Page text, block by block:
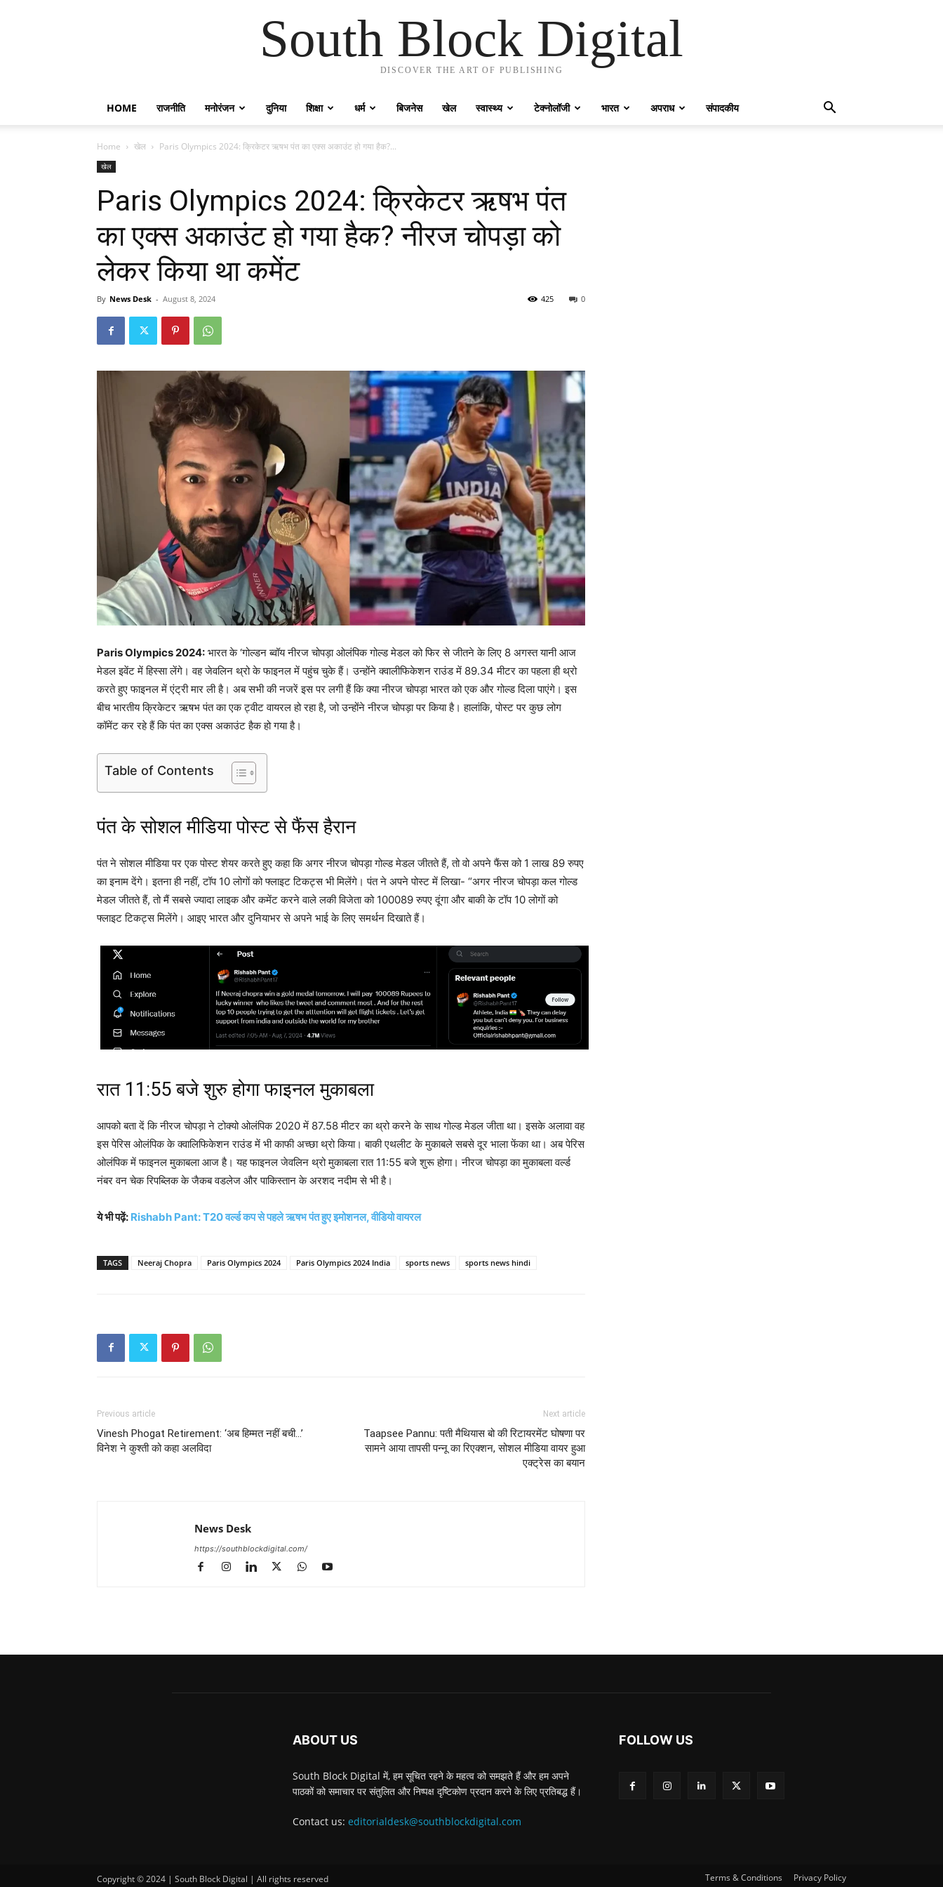
South Block Digital
DISCOVER THE ART OF PUBLISHING
HOME राजनीति मनोरंजन दुनिया शिक्षा धर्म बिजनेस खेल स्वास्थ्य टेक्नोलॉजी भारत अपराध संपादकीय
Home खेल Paris Olympics 2024: क्रिकेटर ऋषभ पंत का एक्स अकाउंट हो गया हैक?...
खेल
Paris Olympics 2024: क्रिकेटर ऋषभ पंत
का एक्स अकाउंट हो गया हैक? नीरज चोपड़ा को
लेकर किया था कमेंट
By News Desk - August 8, 2024 0
425
Paris Olympics 2024: भारत के ‘गोल्डन ब्वॉय नीरज चोपड़ा ओलंपिक गोल्ड मेडल को फिर से जीतने के लिए 8 अगस्त यानी आज
मेडल इवेंट में हिस्सा लेंगे। वह जेवलिन थ्रो के फाइनल में पहुंच चुके हैं। उन्होंने क्वालीफिकेशन राउंड में 89.34 मीटर का पहला ही थ्रो
करते हुए फाइनल में एंट्री मार ली है। अब सभी की नजरें इस पर लगी हैं कि क्या नीरज चोपड़ा भारत को एक और गोल्ड दिला पाएंगे। इस
बीच भारतीय क्रिकेटर ऋषभ पंत का एक ट्वीट वायरल हो रहा है, जो उन्होंने नीरज चोपड़ा पर किया है। हालांकि, पोस्ट पर कुछ लोग
कॉमेंट कर रहे हैं कि पंत का एक्स अकाउंट हैक हो गया है।
Table of Contents
पंत के सोशल मीडिया पोस्ट से फैंस हैरान
पंत ने सोशल मीडिया पर एक पोस्ट शेयर करते हुए कहा कि अगर नीरज चोपड़ा गोल्ड मेडल जीतते हैं, तो वो अपने फैंस को 1 लाख 89 रुपए
का इनाम देंगे। इतना ही नहीं, टॉप 10 लोगों को फ्लाइट टिकट्स भी मिलेंगे। पंत ने अपने पोस्ट में लिखा- “अगर नीरज चोपड़ा कल गोल्ड
मेडल जीतते हैं, तो मैं सबसे ज्यादा लाइक और कमेंट करने वाले लकी विजेता को 100089 रुपए दूंगा और बाकी के टॉप 10 लोगों को
फ्लाइट टिकट्स मिलेंगे। आइए भारत और दुनियाभर से अपने भाई के लिए समर्थन दिखाते हैं।
रात 11:55 बजे शुरु होगा फाइनल मुकाबला
आपको बता दें कि नीरज चोपड़ा ने टोक्यो ओलंपिक 2020 में 87.58 मीटर का थ्रो करने के साथ गोल्ड मेडल जीता था। इसके अलावा वह
इस पेरिस ओलंपिक के क्वालिफिकेशन राउंड में भी काफी अच्छा थ्रो किया। बाकी एथलीट के मुकाबले सबसे दूर भाला फेंका था। अब पेरिस
ओलंपिक में फाइनल मुकाबला आज है। यह फाइनल जेवलिन थ्रो मुकाबला रात 11:55 बजे शुरू होगा। नीरज चोपड़ा का मुकाबला वर्ल्ड
नंबर वन चेक रिपब्लिक के जैकब वडलेज और पाकिस्तान के अरशद नदीम से भी है।
ये भी पढ़ें: Rishabh Pant: T20 वर्ल्ड कप से पहले ऋषभ पंत हुए इमोशनल, वीडियो वायरल
TAGS Neeraj Chopra Paris Olympics 2024 Paris Olympics 2024 India sports news sports news hindi
Previous article
Vinesh Phogat Retirement: ‘अब हिम्मत नहीं बची…’
विनेश ने कुश्ती को कहा अलविदा
Next article
Taapsee Pannu: पती मैथियास बो की रिटायरमेंट घोषणा पर
सामने आया तापसी पन्नू का रिएक्शन, सोशल मीडिया वायर हुआ
एक्ट्रेस का बयान
News Desk
https://southblockdigital.com/
ABOUT US
South Block Digital में, हम सूचित रहने के महत्व को समझते हैं और हम अपने
पाठकों को समाचार पर संतुलित और निष्पक्ष दृष्टिकोण प्रदान करने के लिए प्रतिबद्ध हैं।
Contact us: editorialdesk@southblockdigital.com
FOLLOW US
Copyright © 2024 | South Block Digital | All rights reserved Terms & Conditions Privacy Policy